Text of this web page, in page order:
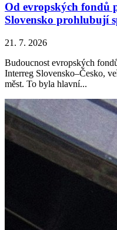
Od evropských fondů
Slovensko prohlubují
21. 7. 2026
Budoucnost evropských
Interreg Slovensko–Česko,
měst. To byla hlavní...